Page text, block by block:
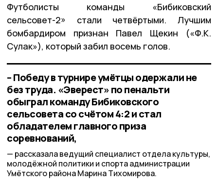
Футболисты команды «Бибиковский
сельсовет-2» стали четвёртыми. Лучшим
бомбардиром признан Павел Щекин («Ф.К.
Сулак»), который забил восемь голов.
– Победу в турнире умётцы одержали не
без труда. «Эверест» по пенальти
обыграл команду Бибиковского
сельсовета со счётом 4:2 и стал
обладателем главного приза
соревнований,
рассказала ведущий специалист отдела культуры,
молодёжной политики и спорта администрации
Умётского района Марина Тихомирова.